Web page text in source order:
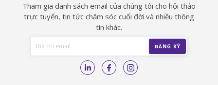
Tham gia danh sách email của chúng tôi cho hội thảo
trực tuyến, tin tức chăm sóc cuối đời và nhiều thông
tin khác.